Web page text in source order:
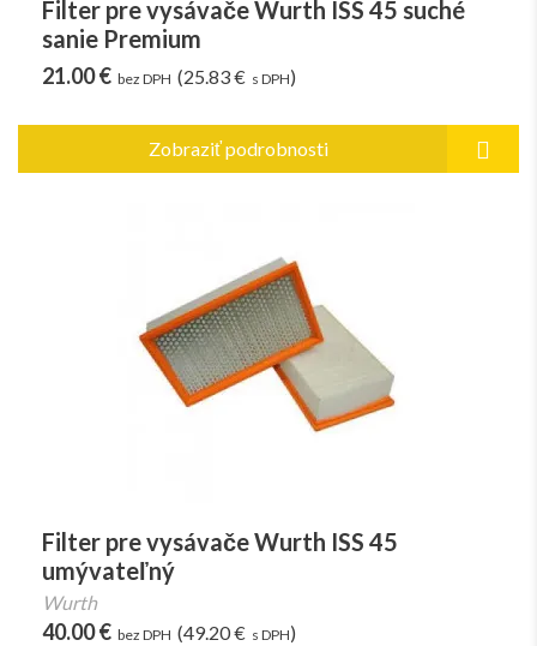
Filter pre vysávače Wurth ISS 45 suché
sanie Premium
21.00 € bez DPH (25.83 € s DPH)
Zobraziť podrobnosti
Filter pre vysávače Wurth ISS 45
umývateľný
Wurth
40.00 € bez DPH (49.20 € s DPH)